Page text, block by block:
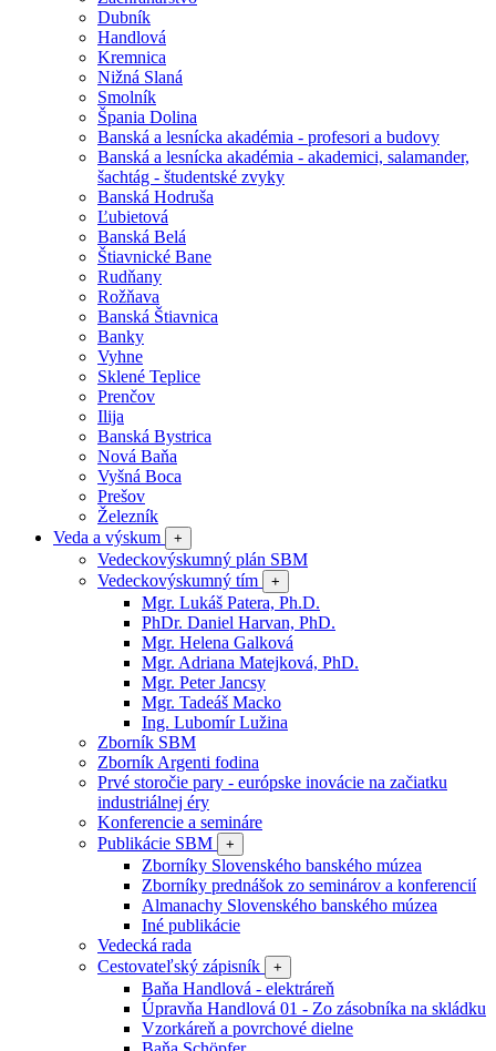
Dubník
Handlová
Kremnica
Nižná Slaná
Smolník
Špania Dolina
Banská a lesnícka akadémia - profesori a budovy
Banská a lesnícka akadémia - akademici, salamander,
šachtág - študentské zvyky
Banská Hodruša
Ľubietová
Banská Belá
Štiavnické Bane
Rudňany
Rožňava
Banská Štiavnica
Banky
Vyhne
Sklené Teplice
Prenčov
Ilija
Banská Bystrica
Nová Baňa
Vyšná Boca
Prešov
Železník
Veda a výskum
+
Vedeckovýskumný plán SBM
Vedeckovýskumný tím
+
Mgr. Lukáš Patera, Ph.D.
PhDr. Daniel Harvan, PhD.
Mgr. Helena Galková
Mgr. Adriana Matejková, PhD.
Mgr. Peter Jancsy
Mgr. Tadeáš Macko
Ing. Lubomír Lužina
Zborník SBM
Zborník Argenti fodina
Prvé storočie pary - európske inovácie na začiatku
industriálnej éry
Konferencie a semináre
Publikácie SBM
+
Zborníky Slovenského banského múzea
Zborníky prednášok zo seminárov a konferencií
Almanachy Slovenského banského múzea
Iné publikácie
Vedecká rada
Cestovateľský zápisník
+
Baňa Handlová - elektráreň
Úpravňa Handlová 01 - Zo zásobníka na skládku
Vzorkáreň a povrchové dielne